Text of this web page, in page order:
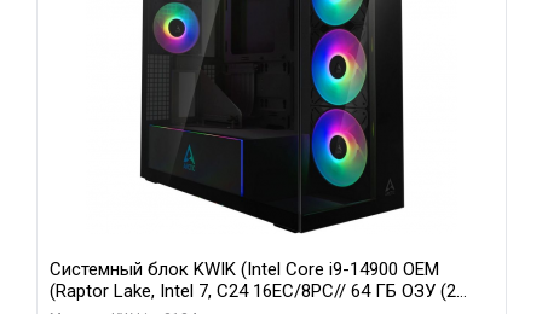
Системный блок KWIK (Intel Core i9-14900 OEM
(Raptor Lake, Intel 7, C24 16EC/8PC// 64 ГБ ОЗУ (2